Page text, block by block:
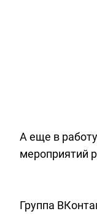
А еще в
мероприятий
Группа